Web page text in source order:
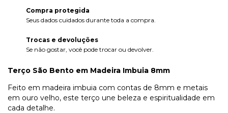
Compra protegida
Seus dados cuidados durante toda a compra.
Trocas e devoluções
Se não gostar, você pode trocar ou devolver.
Terço São Bento em Madeira Imbuia 8mm
Feito em madeira imbuia com contas de 8mm e metais
em ouro velho, este terço une beleza e espiritualidade em
cada detalhe.